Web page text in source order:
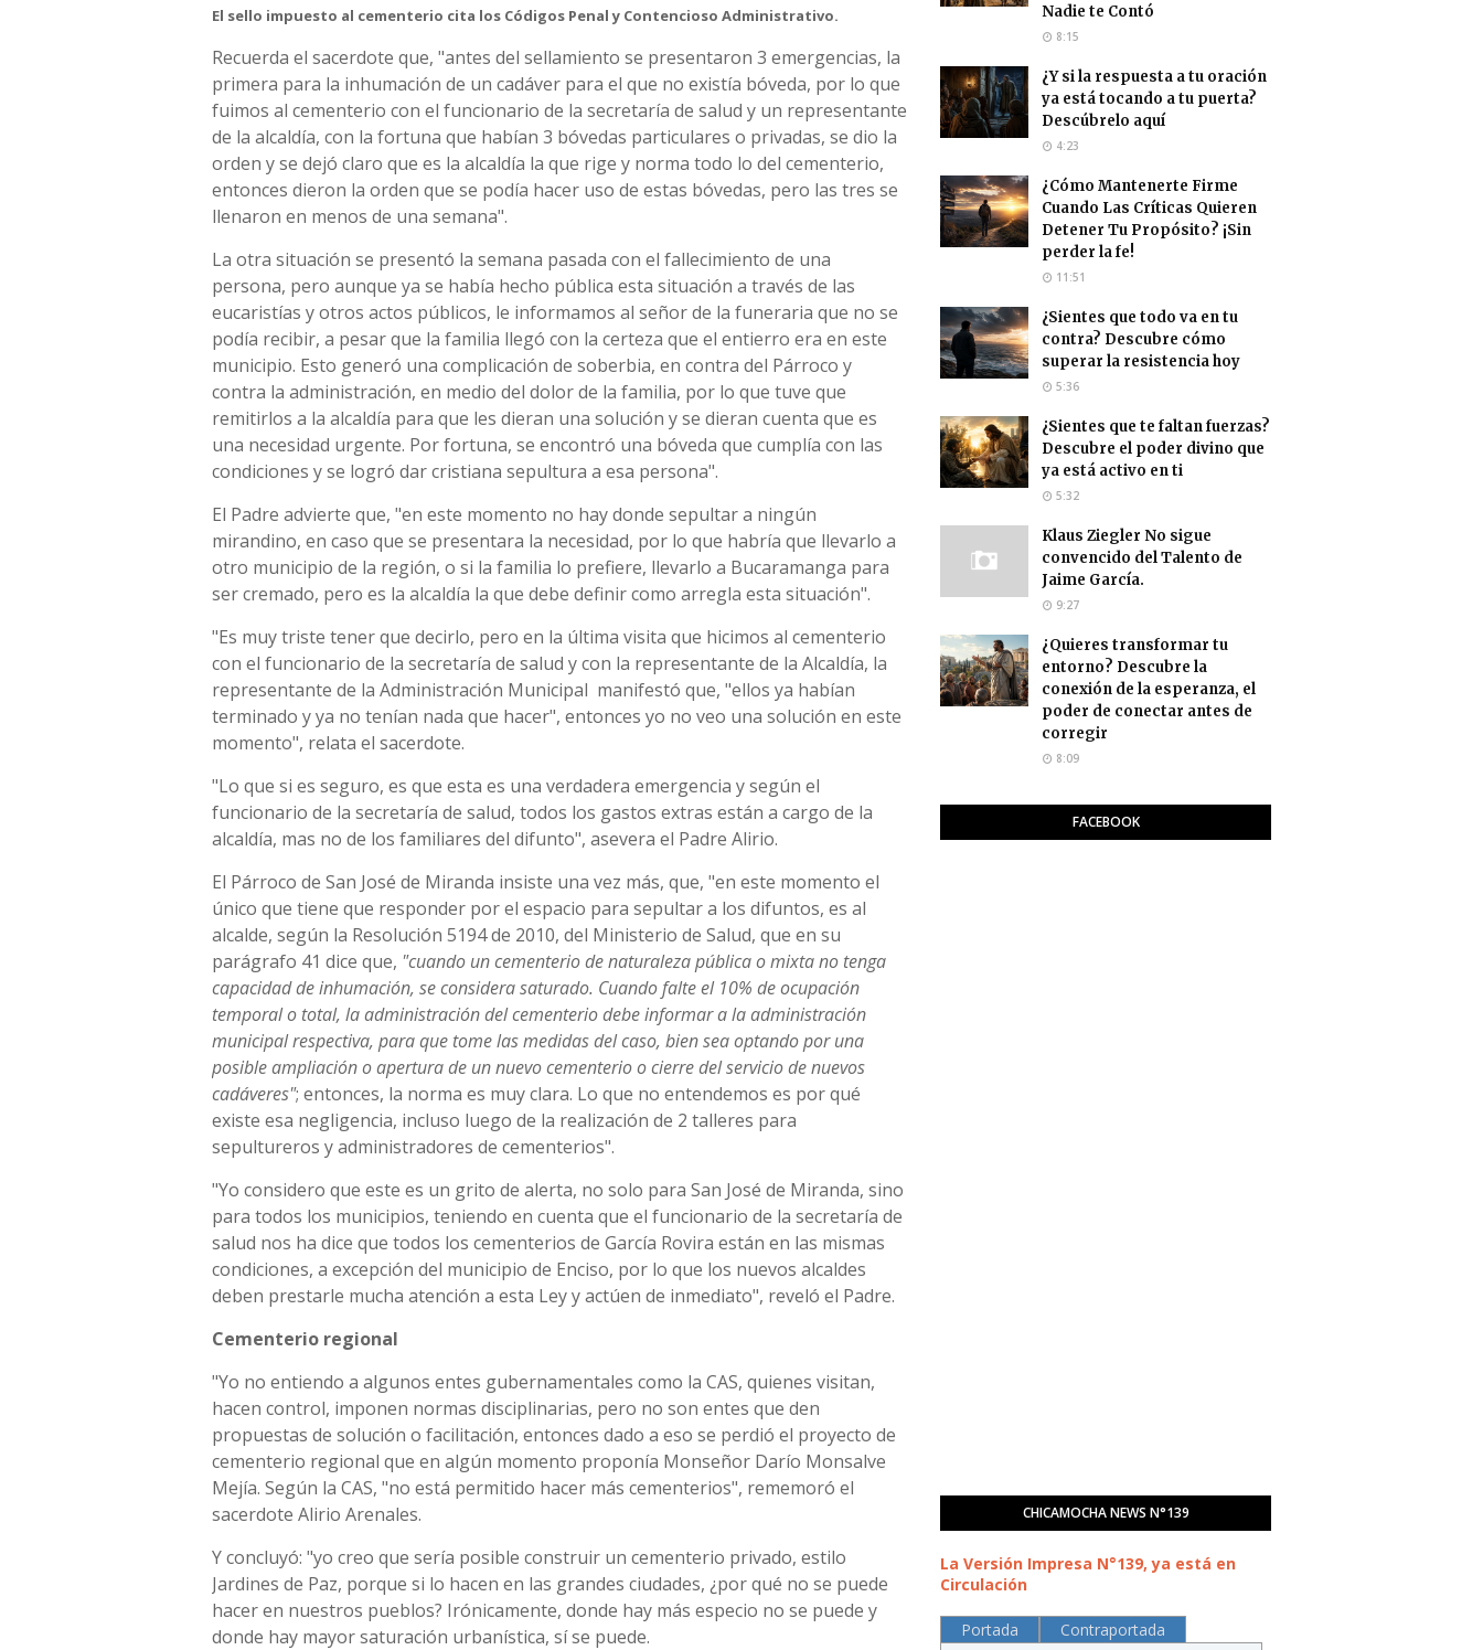
El sello impuesto al cementerio cita los Códigos Penal y Contencioso Administrativo.
Recuerda el sacerdote que, "antes del sellamiento se presentaron 3 emergencias, la
primera para la inhumación de un cadáver para el que no existía bóveda, por lo que
fuimos al cementerio con el funcionario de la secretaría de salud y un representante
de la alcaldía, con la fortuna que habían 3 bóvedas particulares o privadas, se dio la
orden y se dejó claro que es la alcaldía la que rige y norma todo lo del cementerio,
entonces dieron la orden que se podía hacer uso de estas bóvedas, pero las tres se
llenaron en menos de una semana".
La otra situación se presentó la semana pasada con el fallecimiento de una
persona, pero aunque ya se había hecho pública esta situación a través de las
eucaristías y otros actos públicos, le informamos al señor de la funeraria que no se
podía recibir, a pesar que la familia llegó con la certeza que el entierro era en este
municipio. Esto generó una complicación de soberbia, en contra del Párroco y
contra la administración, en medio del dolor de la familia, por lo que tuve que
remitirlos a la alcaldía para que les dieran una solución y se dieran cuenta que es
una necesidad urgente. Por fortuna, se encontró una bóveda que cumplía con las
condiciones y se logró dar cristiana sepultura a esa persona".
El Padre advierte que, "en este momento no hay donde sepultar a ningún
mirandino, en caso que se presentara la necesidad, por lo que habría que llevarlo a
otro municipio de la región, o si la familia lo prefiere, llevarlo a Bucaramanga para
ser cremado, pero es la alcaldía la que debe definir como arregla esta situación".
"Es muy triste tener que decirlo, pero en la última visita que hicimos al cementerio
con el funcionario de la secretaría de salud y con la representante de la Alcaldía, la
representante de la Administración Municipal manifestó que, "ellos ya habían
terminado y ya no tenían nada que hacer", entonces yo no veo una solución en este
momento", relata el sacerdote.
"Lo que si es seguro, es que esta es una verdadera emergencia y según el
funcionario de la secretaría de salud, todos los gastos extras están a cargo de la
alcaldía, mas no de los familiares del difunto", asevera el Padre Alirio.
El Párroco de San José de Miranda insiste una vez más, que, "en este momento el
único que tiene que responder por el espacio para sepultar a los difuntos, es al
alcalde, según la Resolución 5194 de 2010, del Ministerio de Salud, que en su
parágrafo 41 dice que, "cuando un cementerio de naturaleza pública o mixta no tenga
capacidad de inhumación, se considera saturado. Cuando falte el 10% de ocupación
temporal o total, la administración del cementerio debe informar a la administración
municipal respectiva, para que tome las medidas del caso, bien sea optando por una
posible ampliación o apertura de un nuevo cementerio o cierre del servicio de nuevos
cadáveres"; entonces, la norma es muy clara. Lo que no entendemos es por qué
existe esa negligencia, incluso luego de la realización de 2 talleres para
sepultureros y administradores de cementerios".
"Yo considero que este es un grito de alerta, no solo para San José de Miranda, sino
para todos los municipios, teniendo en cuenta que el funcionario de la secretaría de
salud nos ha dice que todos los cementerios de García Rovira están en las mismas
condiciones, a excepción del municipio de Enciso, por lo que los nuevos alcaldes
deben prestarle mucha atención a esta Ley y actúen de inmediato", reveló el Padre.
Cementerio regional
"Yo no entiendo a algunos entes gubernamentales como la CAS, quienes visitan,
hacen control, imponen normas disciplinarias, pero no son entes que den
propuestas de solución o facilitación, entonces dado a eso se perdió el proyecto de
cementerio regional que en algún momento proponía Monseñor Darío Monsalve
Mejía. Según la CAS, "no está permitido hacer más cementerios", rememoró el
sacerdote Alirio Arenales.
Y concluyó: "yo creo que sería posible construir un cementerio privado, estilo
Jardines de Paz, porque si lo hacen en las grandes ciudades, ¿por qué no se puede
hacer en nuestros pueblos? Irónicamente, donde hay más especio no se puede y
donde hay mayor saturación urbanística, sí se puede.
Nadie te Contó
8:15
¿Y si la respuesta a tu oración
ya está tocando a tu puerta?
Descúbrelo aquí
4:23
¿Cómo Mantenerte Firme
Cuando Las Críticas Quieren
Detener Tu Propósito? ¡Sin
perder la fe!
11:51
¿Sientes que todo va en tu
contra? Descubre cómo
superar la resistencia hoy
5:36
¿Sientes que te faltan fuerzas?
Descubre el poder divino que
ya está activo en ti
5:32
Klaus Ziegler No sigue
convencido del Talento de
Jaime García.
9:27
¿Quieres transformar tu
entorno? Descubre la
conexión de la esperanza, el
poder de conectar antes de
corregir
8:09
FACEBOOK
CHICAMOCHA NEWS N°139
La Versión Impresa N°139, ya está en
Circulación
Portada Contraportada